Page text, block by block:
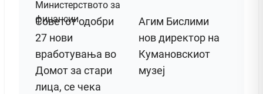
Советот одобри
27 нови
вработувања во
Домот за стари
лица, се чека
Агим Бислими
нов директор на
Кумановскиот
музеј